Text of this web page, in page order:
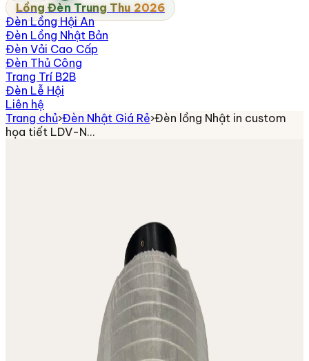
Lồng Đèn Trung Thu 2026
Đèn Lồng Hội An
Đèn Lồng Nhật Bản
Đèn Vải Cao Cấp
Đèn Thủ Công
Trang Trí B2B
Đèn Lễ Hội
Liên hệ
Trang chủ›Đèn Nhật Giá Rẻ›Đèn lồng Nhật in custom
họa tiết LDV-N…